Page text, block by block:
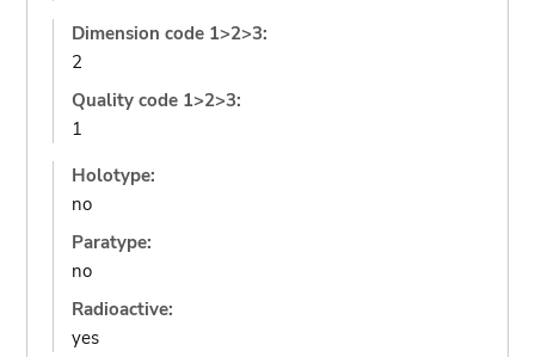
Dimension code 1>2>3:
2
Quality code 1>2>3:
1
Holotype:
no
Paratype:
no
Radioactive:
yes